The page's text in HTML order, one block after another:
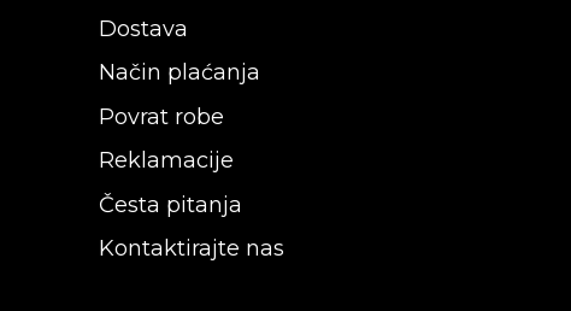
Dostava
Način plaćanja
Povrat robe
Reklamacije
Česta pitanja
Kontaktirajte nas